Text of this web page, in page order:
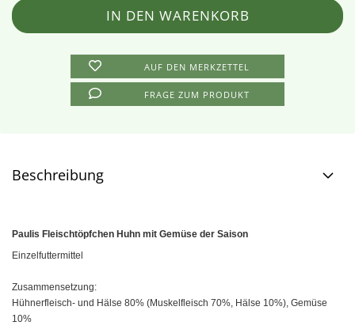
AUF DEN MERKZETTEL
FRAGE ZUM PRODUKT
Beschreibung
Paulis Fleischtöpfchen Huhn mit Gemüse der Saison
Einzelfuttermittel
Zusammensetzung:
Hühnerfleisch- und Hälse 80% (Muskelfleisch 70%, Hälse 10%), Gemüse
10%